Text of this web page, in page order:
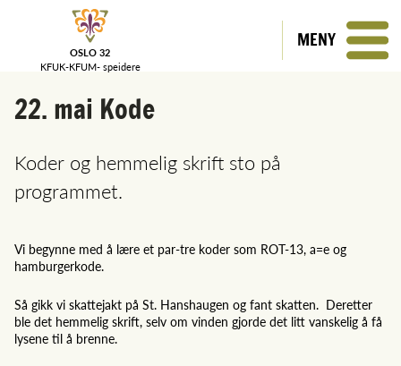
OSLO 32
KFUK-KFUM- speidere
MENY
22. mai Kode
Koder og hemmelig skrift sto på
programmet.
Vi begynne med å lære et par-tre koder som ROT-13, a=e og
hamburgerkode.
Så gikk vi skattejakt på St. Hanshaugen og fant skatten. Deretter
ble det hemmelig skrift, selv om vinden gjorde det litt vanskelig å få
lysene til å brenne.